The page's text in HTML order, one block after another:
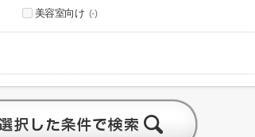
美容室向け (-)